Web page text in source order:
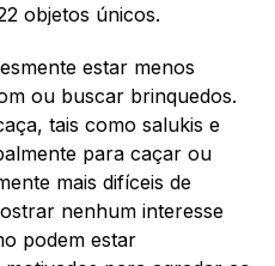
objetos únicos.
estar menos
ou buscar brinquedos.
tais como salukis e
para caçar ou
mais difíceis de
nenhum interesse
podem estar